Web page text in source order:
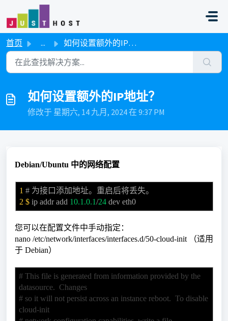
跳过至主要内容
首页 ... 如何设置额外的IP地址？
如何设置额外的IP地址？
修改于 星期六, 14 九月, 2024 在 9:37 PM
Debian/Ubuntu 中的网络配置
1 # 为接口添加地址。重启后将丢失。
2 $ ip addr add 10.1.0.1/24dev eth0
您可以在配置文件中手动指定：
nano /etc/network/interfaces/interfaces.d/50-cloud-init （适用
于 Debian）
# This file is generated from information provided by the
datasource. Changes
# so it will not persist across an instance reboot. To disable
cloud-init